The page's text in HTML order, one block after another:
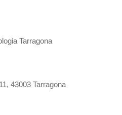
Tarragona
43003 Tarragona